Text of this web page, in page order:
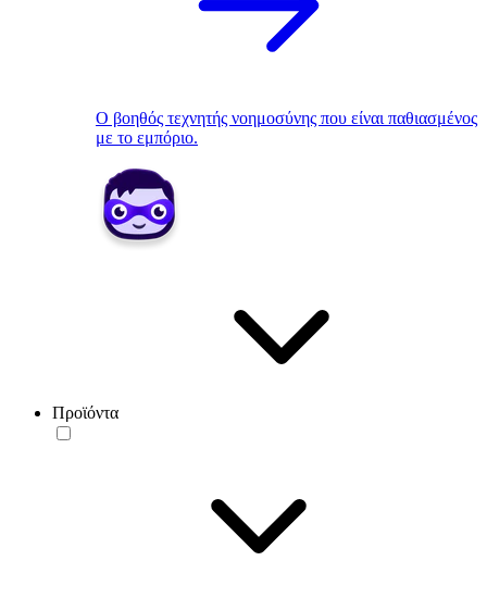
Ο βοηθός τεχνητής νοημοσύνης που είναι παθιασμένος
με το εμπόριο.
Προϊόντα